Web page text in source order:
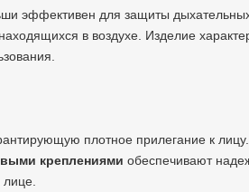
эффективен для защиты
в воздухе. Изделие
плотное прилегание к лицу.
креплениями обеспечивают